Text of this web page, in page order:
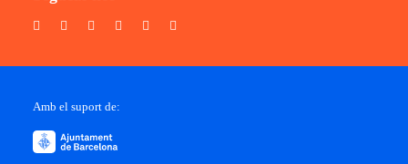
Amb el suport de: